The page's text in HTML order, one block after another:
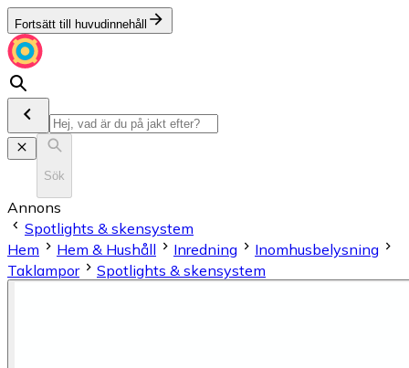
Fortsätt till huvudinnehåll
Sök
Annons
Spotlights & skensystem
Hem
Hem & Hushåll Inredning
Inomhusbelysning
Taklampor
Spotlights & skensystem